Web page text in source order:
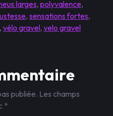
larges, polyvalence,
, sensations fortes,
, vélo gravel, velo gravel
publiée. Les champs
*